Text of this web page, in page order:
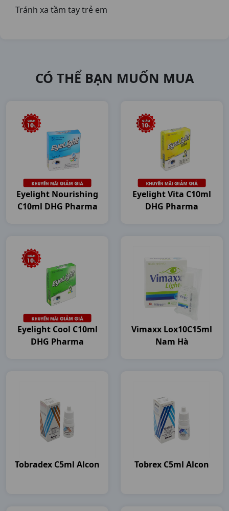
Tránh xa tầm tay trẻ em
CÓ THỂ BẠN MUỐN MUA
Eyelight Nourishing
C10ml DHG Pharma
Eyelight Vita C10ml
DHG Pharma
Eyelight Cool C10ml
DHG Pharma
Vimaxx Lox10C15ml
Nam Hà
Tobradex C5ml Alcon Tobrex C5ml Alcon